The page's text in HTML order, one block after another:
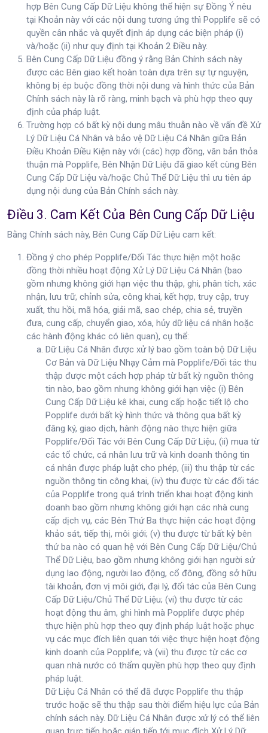
hợp Bên Cung Cấp Dữ Liệu không thể hiện sự Đồng Ý nêu
tại Khoản này với các nội dung tương ứng thì Popplife sẽ có
quyền cân nhắc và quyết định áp dụng các biện pháp (i)
và/hoặc (ii) như quy định tại Khoản 2 Điều này.
Bên Cung Cấp Dữ Liệu đồng ý rằng Bản Chính sách này
được các Bên giao kết hoàn toàn dựa trên sự tự nguyện,
không bị ép buộc đồng thời nội dung và hình thức của Bản
Chính sách này là rõ ràng, minh bạch và phù hợp theo quy
định của pháp luật.
Trường hợp có bất kỳ nội dung mâu thuẫn nào về vấn đề Xử
Lý Dữ Liệu Cá Nhân và bảo vệ Dữ Liệu Cá Nhân giữa Bản
Điều Khoản Điều Kiện này với (các) hợp đồng, văn bản thỏa
thuận mà Popplife, Bên Nhận Dữ Liệu đã giao kết cùng Bên
Cung Cấp Dữ Liệu và/hoặc Chủ Thể Dữ Liệu thì ưu tiên áp
dụng nội dung của Bản Chính sách này.
Điều 3. Cam Kết Của Bên Cung Cấp Dữ Liệu
Bằng Chính sách này, Bên Cung Cấp Dữ Liệu cam kết:
Đồng ý cho phép Popplife/Đối Tác thực hiện một hoặc
đồng thời nhiều hoạt động Xử Lý Dữ Liệu Cá Nhân (bao
gồm nhưng không giới hạn việc thu thập, ghi, phân tích, xác
nhận, lưu trữ, chỉnh sửa, công khai, kết hợp, truy cập, truy
xuất, thu hồi, mã hóa, giải mã, sao chép, chia sẻ, truyền
đưa, cung cấp, chuyển giao, xóa, hủy dữ liệu cá nhân hoặc
các hành động khác có liên quan), cụ thể:
Dữ Liệu Cá Nhân được xử lý bao gồm toàn bộ Dữ Liệu
Cơ Bản và Dữ Liệu Nhạy Cảm mà Popplife/Đối tác thu
thập được một cách hợp pháp từ bất kỳ nguồn thông
tin nào, bao gồm nhưng không giới hạn việc (i) Bên
Cung Cấp Dữ Liệu kê khai, cung cấp hoặc tiết lộ cho
Popplife dưới bất kỳ hình thức và thông qua bất kỳ
đăng ký, giao dịch, hành động nào thực hiện giữa
Popplife/Đối Tác với Bên Cung Cấp Dữ Liệu, (ii) mua từ
các tổ chức, cá nhân lưu trữ và kinh doanh thông tin
cá nhân được pháp luật cho phép, (iii) thu thập từ các
nguồn thông tin công khai, (iv) thu được từ các đối tác
của Popplife trong quá trình triển khai hoạt động kinh
doanh bao gồm nhưng không giới hạn các nhà cung
cấp dịch vụ, các Bên Thứ Ba thực hiện các hoạt động
khảo sát, tiếp thị, môi giới; (v) thu được từ bất kỳ bên
thứ ba nào có quan hệ với Bên Cung Cấp Dữ Liệu/Chủ
Thể Dữ Liệu, bao gồm nhưng không giới hạn người sử
dụng lao động, người lao động, cổ đông, đồng sở hữu
tài khoản, đơn vị môi giới, đại lý, đối tác của Bên Cung
Cấp Dữ Liệu/Chủ Thể Dữ Liệu; (vi) thu được từ các
hoạt động thu âm, ghi hình mà Popplife được phép
thực hiện phù hợp theo quy định pháp luật hoặc phục
vụ các mục đích liên quan tới việc thực hiện hoạt động
kinh doanh của Popplife; và (vii) thu được từ các cơ
quan nhà nước có thẩm quyền phù hợp theo quy định
pháp luật.
Dữ Liệu Cá Nhân có thể đã được Popplife thu thập
trước hoặc sẽ thu thập sau thời điểm hiệu lực của Bản
chính sách này. Dữ Liệu Cá Nhân được xử lý có thể liên